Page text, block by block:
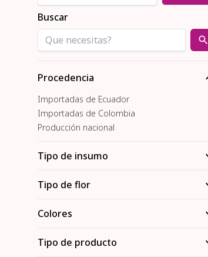
Buscar
Procedencia
Importadas de Ecuador
Importadas de Colombia
Producción nacional
Tipo de insumo
Tipo de flor
Colores
Tipo de producto